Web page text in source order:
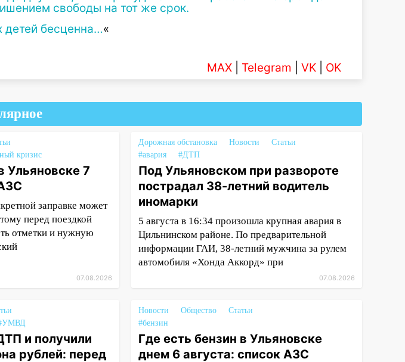
свободы на тот же срок.
бесценна…«
MAX Telegram VK OK
кризис
Ульяновске 7
заправке может
перед поездкой
отметки и нужную
07.08.2026
Дорожная обстановка Новости
Статьи
#авария
#ДТП
Под Ульяновском при развороте
пострадал 38-летний водитель
иномарки
5 августа в 16:34 произошла крупная авария в
Цильнинском районе. По предварительной
информации ГАИ, 38-летний мужчина за рулем
автомобиля «Хонда Аккорд» при
07.08.2026
и получили
рублей: перед
Новости Общество
Статьи
#бензин
Где есть бензин в Ульяновске
днем 6 августа: список АЗС